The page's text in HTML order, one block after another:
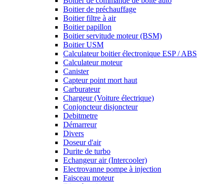
Boitier de préchauffage
Boitier filtre à air
Boitier papillon
Boitier servitude moteur (BSM)
Boitier USM
Calculateur boitier électronique ESP / ABS
Calculateur moteur
Canister
Capteur point mort haut
Carburateur
Chargeur (Voiture électrique)
Conjoncteur disjoncteur
Debitmetre
Démarreur
Divers
Doseur d'air
Durite de turbo
Echangeur air (Intercooler)
Electrovanne pompe à injection
Faisceau moteur